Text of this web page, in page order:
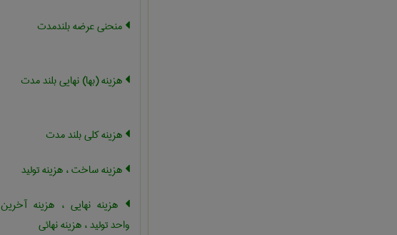
منحنی عرضه بلندمدت
هزینه (بها) نهایی بلند مدت
هزینه کلی بلند مدت
هزینه ساخت ، هزینه تولید
هزینه نهایی ، هزینه آخرین
واحد تولید ، هزینه نهائی